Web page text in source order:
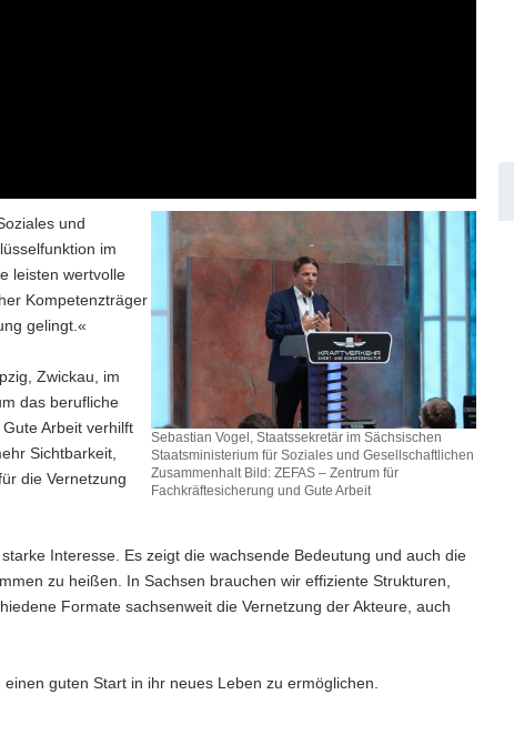
und
im
leisten wertvolle
Kompetenzträger
gelingt.«
Zwickau, im
das berufliche
Arbeit verhilft
Sichtbarkeit,
die Vernetzung
Sebastian Vogel, Staatssekretär im Sächsischen
Staatsministerium für Soziales und Gesellschaftlichen
Zusammenhalt Bild: ZEFAS – Zentrum für
Fachkräftesicherung und Gute Arbeit
Interesse. Es zeigt die wachsende Bedeutung und auch die
zu heißen. In Sachsen brauchen wir effiziente Strukturen,
Formate sachsenweit die Vernetzung der Akteure, auch
guten Start in ihr neues Leben zu ermöglichen.